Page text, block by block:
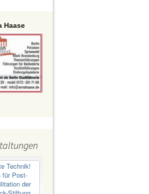
Abt Bauen
Bürgerdienste
Abt Familie
Abt Ordnung
Wegner
Abt Wirtschaft
Haase
Technik!
für Post-
der